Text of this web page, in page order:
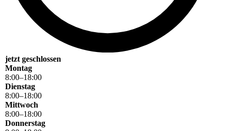
jetzt geschlossen
Montag
8:00–18:00
Dienstag
8:00–18:00
Mittwoch
8:00–18:00
Donnerstag